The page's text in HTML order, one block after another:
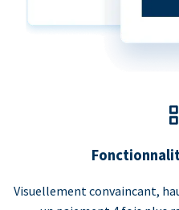
Visuellement convaincant,